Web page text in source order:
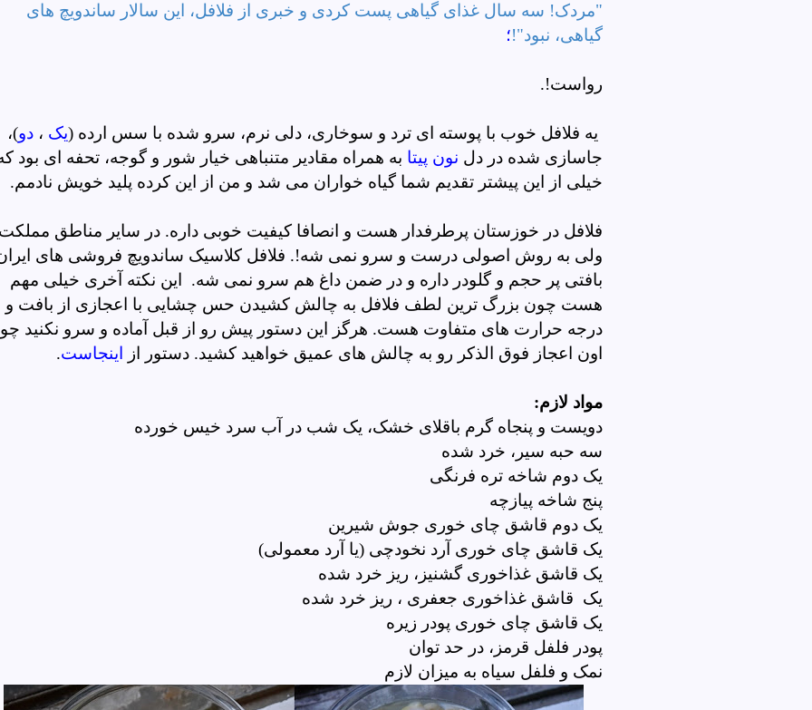
"مردک! سه سال غذای گیاهی پست کردی و خبری از فلافل، این سالار ساندویچ های
گیاهی، نبود"!؛
رواست!.
یه فلافل خوب با پوسته ای ترد و سوخاری، دلی نرم، سرو شده با سس ارده (یک ، دو)،
جاسازی شده در دل نون پیتا به همراه مقادیر متنباهی خیار شور و گوجه، تحفه ای بود
خیلی از این پیشتر تقدیم شما گیاه خواران می شد و من از این کرده پلید خویش نادمم.
فلافل در خوزستان پرطرفدار هست و انصافا کیفیت خوبی داره. در سایر مناطق
ولی به روش اصولی درست و سرو نمی شه!. فلافل کلاسیک ساندویچ فروشی های
بافتی پر حجم و گلودر داره و در ضمن داغ هم سرو نمی شه. این نکته آخری خیلی مهم
هست چون بزرگ ترین لطف فلافل به چالش کشیدن حس چشایی با اعجازی از بافت و
درجه حرارت های متفاوت هست. هرگز این دستور پیش رو از قبل آماده و سرو نکنید
اون اعجاز فوق الذکر رو به چالش های عمیق خواهید کشید. دستور از
اینجاست.
مواد لازم:
دویست و پنجاه گرم باقلای خشک، یک شب در آب سرد خیس خورده
سه حبه سیر، خرد شده
یک دوم شاخه تره فرنگی
پنج شاخه پیازچه
یک دوم قاشق چای خوری جوش شیرین
یک قاشق چای خوری آرد نخودچی (یا آرد معمولی)
یک قاشق غذاخوری گشنیز، ریز خرد شده
یک قاشق غذاخوری جعفری ، ریز خرد شده
یک قاشق چای خوری پودر زیره
پودر فلفل قرمز، در حد توان
نمک و فلفل سیاه به میزان لازم